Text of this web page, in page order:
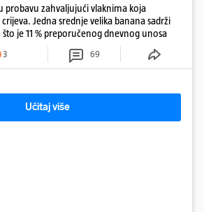
probavu zahvaljujući vlaknima koja
Jedna srednje velika banana sadrži
je 11 % preporučenog dnevnog unosa
3 69
Učitaj više